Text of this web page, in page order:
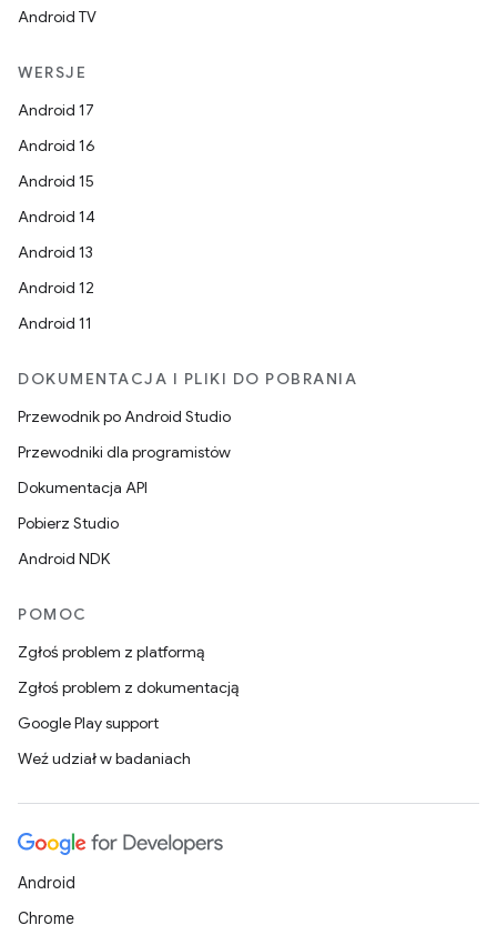
Android TV
WERSJE
Android 17
Android 16
Android 15
Android 14
Android 13
Android 12
Android 11
DOKUMENTACJA I PLIKI DO POBRANIA
Przewodnik po Android Studio
Przewodniki dla programistów
Dokumentacja API
Pobierz Studio
Android NDK
POMOC
Zgłoś problem z platformą
Zgłoś problem z dokumentacją
Google Play support
Weź udział w badaniach
Android
Chrome